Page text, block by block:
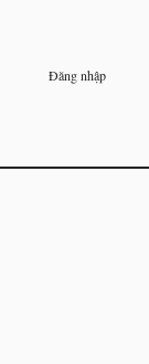
Đăng nhập